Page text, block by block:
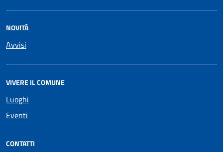
NOVITÀ
Avvisi
VIVERE IL COMUNE
Luoghi
Eventi
CONTATTI